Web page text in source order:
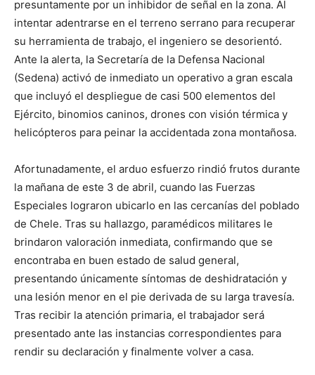
presuntamente por un inhibidor de señal en la zona. Al
intentar adentrarse en el terreno serrano para recuperar
su herramienta de trabajo, el ingeniero se desorientó.
Ante la alerta, la Secretaría de la Defensa Nacional
(Sedena) activó de inmediato un operativo a gran escala
que incluyó el despliegue de casi 500 elementos del
Ejército, binomios caninos, drones con visión térmica y
helicópteros para peinar la accidentada zona montañosa.
Afortunadamente, el arduo esfuerzo rindió frutos durante
la mañana de este 3 de abril, cuando las Fuerzas
Especiales lograron ubicarlo en las cercanías del poblado
de Chele. Tras su hallazgo, paramédicos militares le
brindaron valoración inmediata, confirmando que se
encontraba en buen estado de salud general,
presentando únicamente síntomas de deshidratación y
una lesión menor en el pie derivada de su larga travesía.
Tras recibir la atención primaria, el trabajador será
presentado ante las instancias correspondientes para
rendir su declaración y finalmente volver a casa.